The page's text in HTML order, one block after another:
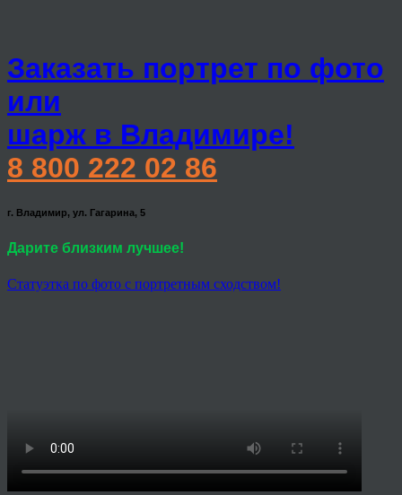
Заказать портрет по фото
или
шарж в Владимире!
8 800 222 02 86
г. Владимир, ул. Гагарина, 5
Дарите близким лучшее!
Статуэтка по фото с портретным сходством!